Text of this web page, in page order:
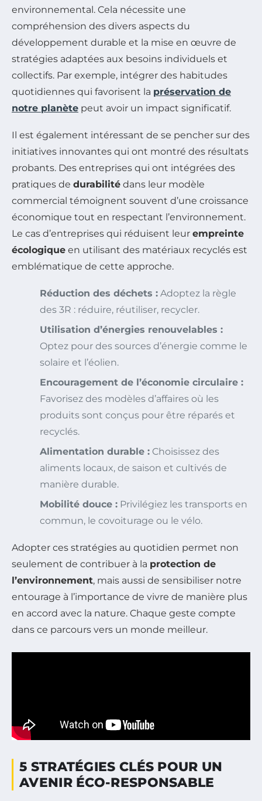
environnemental. Cela nécessite une
compréhension des divers aspects du
développement durable et la mise en œuvre de
stratégies adaptées aux besoins individuels et
collectifs. Par exemple, intégrer des habitudes
quotidiennes qui favorisent la préservation de
notre planète peut avoir un impact significatif.
Il est également intéressant de se pencher sur des
initiatives innovantes qui ont montré des résultats
probants. Des entreprises qui ont intégrées des
pratiques de durabilité dans leur modèle
commercial témoignent souvent d’une croissance
économique tout en respectant l’environnement.
Le cas d’entreprises qui réduisent leur empreinte
écologique en utilisant des matériaux recyclés est
emblématique de cette approche.
Réduction des déchets : Adoptez la règle
des 3R : réduire, réutiliser, recycler.
Utilisation d’énergies renouvelables :
Optez pour des sources d’énergie comme le
solaire et l’éolien.
Encouragement de l’économie circulaire :
Favorisez des modèles d’affaires où les
produits sont conçus pour être réparés et
recyclés.
Alimentation durable : Choisissez des
aliments locaux, de saison et cultivés de
manière durable.
Mobilité douce : Privilégiez les transports en
commun, le covoiturage ou le vélo.
Adopter ces stratégies au quotidien permet non
seulement de contribuer à la protection de
l’environnement, mais aussi de sensibiliser notre
entourage à l’importance de vivre de manière plus
en accord avec la nature. Chaque geste compte
dans ce parcours vers un monde meilleur.
5 STRATÉGIES CLÉS POUR UN
AVENIR ÉCO-RESPONSABLE